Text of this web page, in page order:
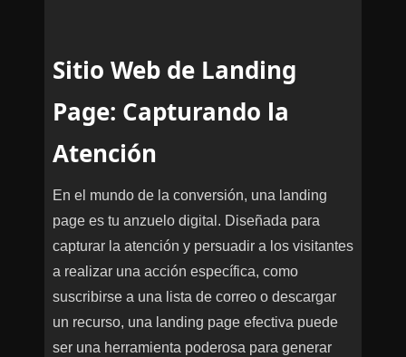
Sitio Web de Landing
Page: Capturando la
Atención
En el mundo de la conversión, una landing
page es tu anzuelo digital. Diseñada para
capturar la atención y persuadir a los visitantes
a realizar una acción específica, como
suscribirse a una lista de correo o descargar
un recurso, una landing page efectiva puede
ser una herramienta poderosa para generar